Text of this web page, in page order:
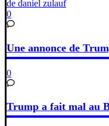
de daniel zulauf
0
Une annonce de
0
Trump a fait mal au